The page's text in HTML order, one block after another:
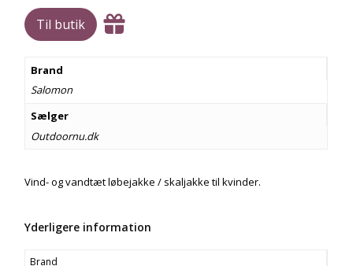
Til butik
Brand
Salomon
Sælger
Outdoornu.dk
Vind- og vandtæt løbejakke / skaljakke til kvinder.
Yderligere information
Brand